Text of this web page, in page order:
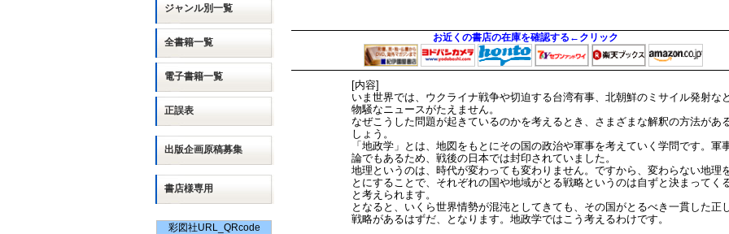
ジャンル別一覧
全書籍一覧
電子書籍一覧
正誤表
出版企画原稿募集
書店様専用
彩図社URL_QRcode
お近くの書店の在庫を確認する←クリック
[内容]
いま世界では、ウクライナ戦争や切迫する台湾有事、北朝鮮のミサイル発射など
物騒なニュースがたえません。
なぜこうした問題が起きているのかを考えるとき、さまざまな解釈の方法があ
しょう。
「地政学」とは、地図をもとにその国の政治や軍事を考えていく学問です。軍
論でもあるため、戦後の日本では封印されていました。
地理というのは、時代が変わっても変わりません。ですから、変わらない地理
とにすることで、それぞれの国や地域がとる戦略というのは自ずと決まってくる
と考えられます。
となると、いくら世界情勢が混沌としてきても、その国がとるべき一貫した正
戦略があるはずだ、となります。地政学ではこう考えるわけです。